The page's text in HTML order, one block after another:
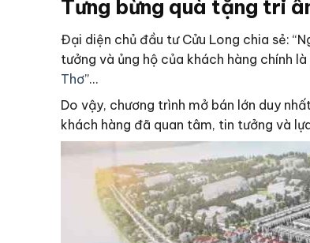
Tưng bừng quà tặng tri
Đại diện chủ đầu tư Cửu Long chia sẻ:
tưởng và ủng hộ của khách hàng chính
Thơ”…
Do vậy, chương trình mở bán lớn duy
khách hàng đã quan tâm, tin tưởng và